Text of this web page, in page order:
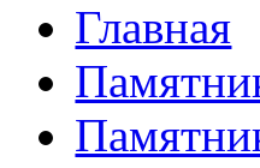
Главная